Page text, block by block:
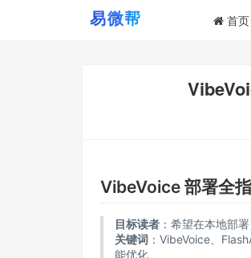
首页
VibeVoice 部署全
目标读者：希望在本地部
关键词 ：VibeVoice、
能优化